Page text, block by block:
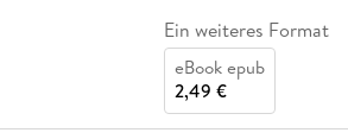
Ein weiteres Format
eBook epub
2,49 €